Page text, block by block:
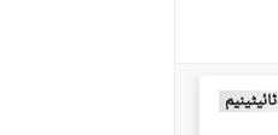
ٹائیٹینیم